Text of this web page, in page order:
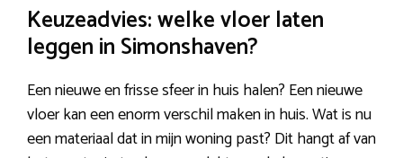
Keuzeadvies: welke vloer laten
leggen in Simonshaven?
Een nieuwe en frisse sfeer in huis halen? Een nieuwe
vloer kan een enorm verschil maken in huis. Wat is nu
een materiaal dat in mijn woning past? Dit hangt af van